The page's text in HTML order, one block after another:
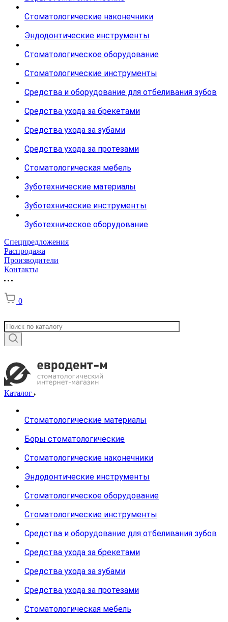
Стоматологические наконечники
Эндодонтические инструменты
Стоматологическое оборудование
Стоматологические инструменты
Средства и оборудование для отбеливания зубов
Средства ухода за брекетами
Средства ухода за зубами
Средства ухода за протезами
Стоматологическая мебель
Зуботехнические материалы
Зуботехнические инструменты
Зуботехническое оборудование
Спецпредложения
Распродажа
Производители
Контакты
0
Каталог
Стоматологические материалы
Боры стоматологические
Стоматологические наконечники
Эндодонтические инструменты
Стоматологическое оборудование
Стоматологические инструменты
Средства и оборудование для отбеливания зубов
Средства ухода за брекетами
Средства ухода за зубами
Средства ухода за протезами
Стоматологическая мебель